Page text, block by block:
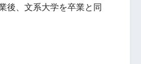
後、文系大学を卒業と同